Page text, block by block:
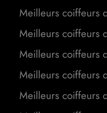
Meilleurs coiffeurs
Meilleurs coiffeurs
Meilleurs coiffeurs
Meilleurs coiffeurs
Meilleurs coiffeurs